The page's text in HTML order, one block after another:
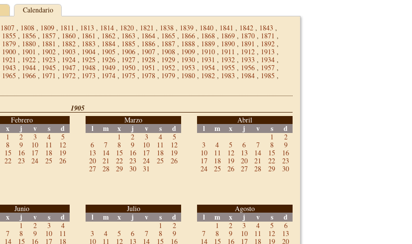
Calendario
1807 , 1808 , 1809 , 1811 , 1813 , 1814 , 1820 , 1821 , 1838 , 1839 , 1840 , 1841 , 1842 , 1843 ,
1855 , 1856 , 1857 , 1860 , 1861 , 1862 , 1863 , 1864 , 1865 , 1866 , 1868 , 1869 , 1870 , 1871 ,
1879 , 1880 , 1881 , 1882 , 1883 , 1884 , 1885 , 1886 , 1887 , 1888 , 1889 , 1890 , 1891 , 1892 ,
1900 , 1901 , 1902 , 1903 , 1904 , 1905 , 1906 , 1907 , 1908 , 1909 , 1910 , 1911 , 1912 , 1913 ,
1921 , 1922 , 1923 , 1924 , 1925 , 1926 , 1927 , 1928 , 1929 , 1930 , 1931 , 1932 , 1933 , 1934 ,
1943 , 1944 , 1945 , 1947 , 1948 , 1949 , 1950 , 1951 , 1952 , 1953 , 1954 , 1955 , 1956 , 1957 ,
1965 , 1966 , 1971 , 1972 , 1973 , 1974 , 1975 , 1978 , 1979 , 1980 , 1982 , 1983 , 1984 , 1985 ,
1905
Febrero
x j v s d
1 2 3 4
5
8 9 10 11
12
15 16 17 18
19
22 23 24 25
26
Marzo
l m x j v s d
1 2 3 4
5
6
7 8 9 10 11
12
13
14 15 16 17 18
19
20
21 22 23 24 25
26
27
28 29 30 31
Abril
l m x j v s d
1
2
3
4 5 6 7 8
9
10
11 12 13 14 15
16
17
18 19 20 21 22
23
24
25 26 27 28 29 30
Junio
x j v s d
1 2 3
4
7 8 9 10
11
14 15 16 17
18
Julio
l m x j v s d
1
2
3
4 5 6 7 8
9
10
11 12 13 14 15
16
Agosto
l m x j v s d
1 2 3 4 5
6
7
8 9 10 11 12
13
14
15 16 17 18 19
20